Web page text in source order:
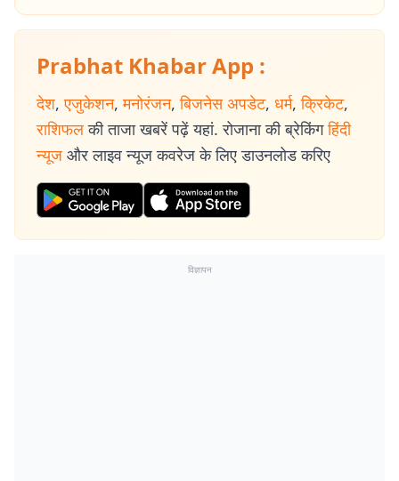
Prabhat Khabar App :
देश, एजुकेशन, मनोरंजन, बिजनेस अपडेट, धर्म, क्रिकेट,
राशिफल की ताजा खबरें पढ़ें यहां. रोजाना की ब्रेकिंग हिंदी
न्यूज और लाइव न्यूज कवरेज के लिए डाउनलोड करिए
विज्ञापन